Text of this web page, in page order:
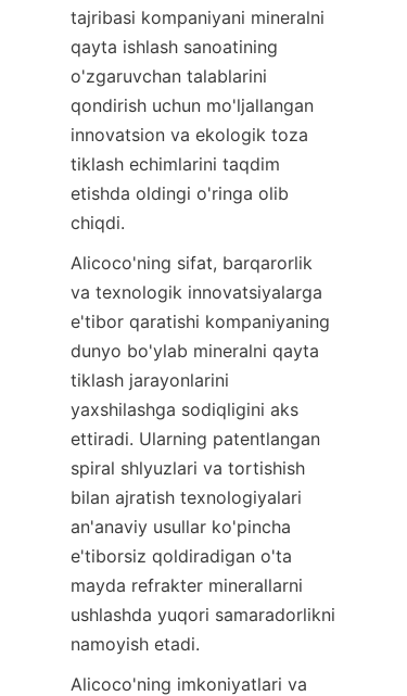
tajribasi kompaniyani mineralni
qayta ishlash sanoatining
o'zgaruvchan talablarini
qondirish uchun mo'ljallangan
innovatsion va ekologik toza
tiklash echimlarini taqdim
etishda oldingi o'ringa olib
Alicoco'ning sifat, barqarorlik
va texnologik innovatsiyalarga
e'tibor qaratishi kompaniyaning
dunyo bo'ylab mineralni qayta
tiklash jarayonlarini
yaxshilashga sodiqligini aks
ettiradi. Ularning patentlangan
spiral shlyuzlari va tortishish
bilan ajratish texnologiyalari
an'anaviy usullar ko'pincha
e'tiborsiz qoldiradigan o'ta
mayda refrakter minerallarni
ushlashda yuqori samaradorlikni
Alicoco'ning imkoniyatlari va